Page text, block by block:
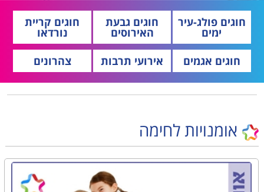
חוגים פולג-עיר
ימים
חוגים גבעת
האירוסים
חוגים קריית
נורדאו
חוגים אגמים
אירועי תרבות צהרונים
אומנויות לחימה